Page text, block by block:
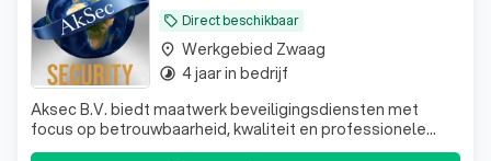
local_offer Direct beschikbaar
Aksec B.V. biedt maatwerk beveiligingsdiensten met
focus op betrouwbaarheid, kwaliteit en professionele
service.
place Werkgebied Zwaag
timelapse 4 jaar in bedrijf